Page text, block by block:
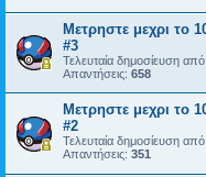
Μετρηστε μεχρι το
#3
Τελευταία δημοσίευση από
Απαντήσεις: 658
Μετρηστε μεχρι το
#2
Τελευταία δημοσίευση από
Απαντήσεις: 351